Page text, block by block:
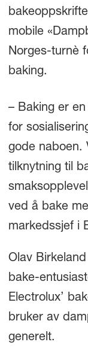
mobile
Norges-turnè
baking.
– Baking er
for
gode naboen.
tilknytning til
ved å bake
markedssjef i
Olav
bake-
Electrolux’
bruker av
generelt.